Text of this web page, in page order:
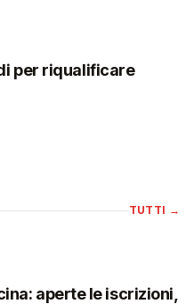
per riqualificare
TUTTI →
aperte le iscrizioni,